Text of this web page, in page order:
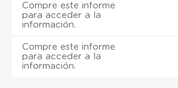
Compre este informe
para acceder a la
información.
Compre este informe
para acceder a la
información.